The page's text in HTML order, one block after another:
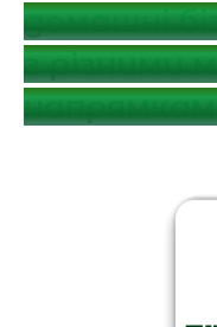
домашні
з